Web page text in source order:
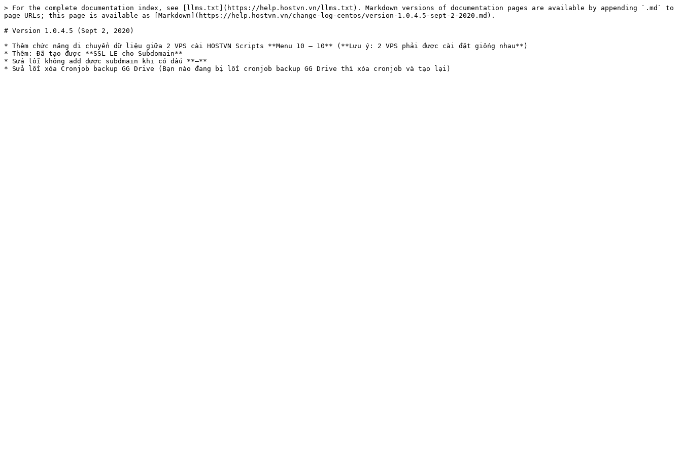
> For the complete documentation index, see [llms.txt](https://help.hostvn.vn/llms.txt). Markdown versions of documentation pages are available by appending `.md` to
page URLs; this page is available as [Markdown](https://help.hostvn.vn/change-log-centos/version-1.0.4.5-sept-2-2020.md).
# Version 1.0.4.5 (Sept 2, 2020)
* Thêm chức năng di chuyển dữ liệu giữa 2 VPS cài HOSTVN Scripts **Menu 10 – 10** (**Lưu ý: 2 VPS phải được cài đặt giống nhau**)
* Thêm: Đã tạo được **SSL LE cho Subdomain**
* Sửa lỗi không add được subdmain khi có dấu **–**